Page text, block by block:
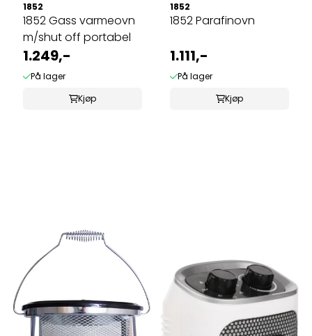
1852
1852 Gass varmeovn
m/shut off portabel
1.249,-
På lager
Kjøp
1852
1852 Parafinovn
1.111,-
På lager
Kjøp